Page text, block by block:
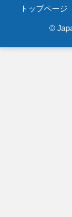
Secondary
トップページ
©